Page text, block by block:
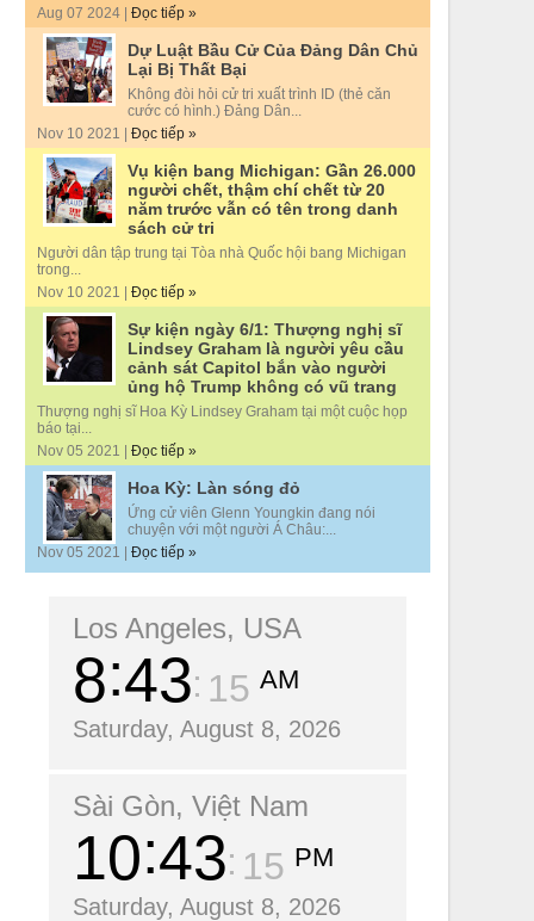
Aug 07 2024 | Đọc tiếp »
Dự Luật Bầu Cử Của Đảng Dân Chủ
Lại Bị Thất Bại
Không đòi hỏi cử tri xuất trình ID (thẻ căn
cước có hình.) Đảng Dân...
Nov 10 2021 | Đọc tiếp »
Vụ kiện bang Michigan: Gần 26.000
người chết, thậm chí chết từ 20
năm trước vẫn có tên trong danh
sách cử tri
Người dân tập trung tại Tòa nhà Quốc hội bang Michigan
trong...
Nov 10 2021 | Đọc tiếp »
Sự kiện ngày 6/1: Thượng nghị sĩ
Lindsey Graham là người yêu cầu
cảnh sát Capitol bắn vào người
ủng hộ Trump không có vũ trang
Thượng nghị sĩ Hoa Kỳ Lindsey Graham tại một cuộc họp
báo tại...
Nov 05 2021 | Đọc tiếp »
Hoa Kỳ: Làn sóng đỏ
Ứng cử viên Glenn Youngkin đang nói
chuyện với một người Á Châu:...
Nov 05 2021 | Đọc tiếp »
Los Angeles, USA
8 43 16 AM
Saturday, August 8, 2026
Sài Gòn, Việt Nam
10 43 16 PM
Saturday, August 8, 2026